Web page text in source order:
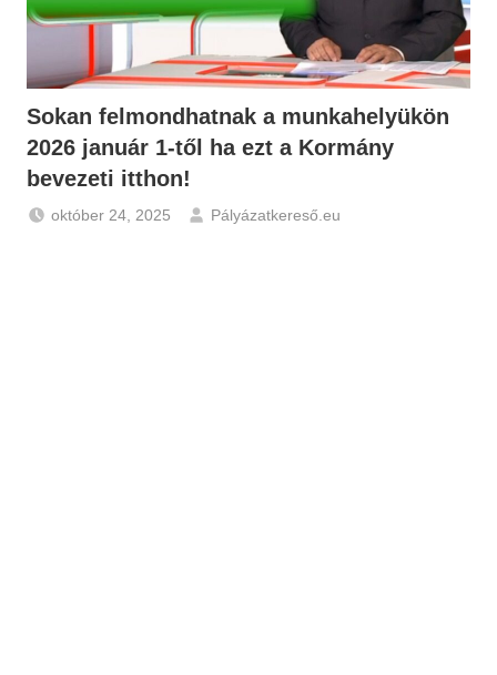
Sokan felmondhatnak a munkahelyükön
2026 január 1-től ha ezt a Kormány
bevezeti itthon!
október 24, 2025
Pályázatkereső.eu